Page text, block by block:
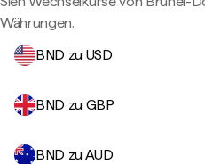
Währungen.
BND zu USD
BND zu GBP
BND zu AUD